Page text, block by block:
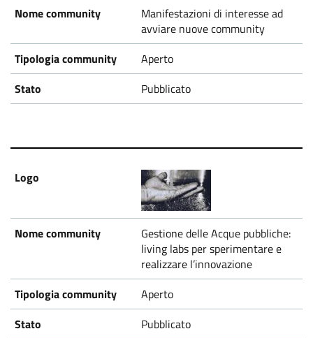
Manifestazioni di interesse ad
avviare nuove community
Aperto
Pubblicato
Gestione delle Acque pubbliche:
living labs per sperimentare e
realizzare l’innovazione
Aperto
Pubblicato